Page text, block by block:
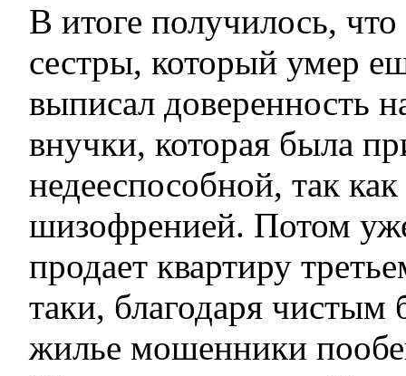
В итоге получилось,
сестры, который умер
выписал доверенность
внучки, которая была
недееспособной, так как
шизофренией. Потом
продает квартиру
таки, благодаря чистым
жилье мошенники